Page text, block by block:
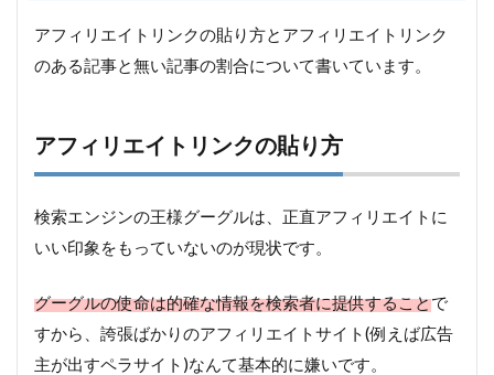
アフィリエイトリンクの貼り方とアフィリエイトリンク
のある記事と無い記事の割合について書いています。
アフィリエイトリンクの貼り方
検索エンジンの王様グーグルは、正直アフィリエイトに
いい印象をもっていないのが現状です。
グーグルの使命は的確な情報を検索者に提供することで
すから、誇張ばかりのアフィリエイトサイト(例えば広告
主が出すペラサイト)なんて基本的に嫌いです。